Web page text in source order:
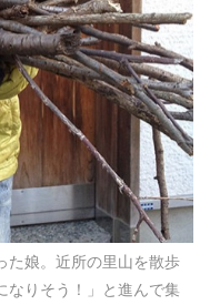
た娘。近所の里山を散歩
なりそう！」と進んで集